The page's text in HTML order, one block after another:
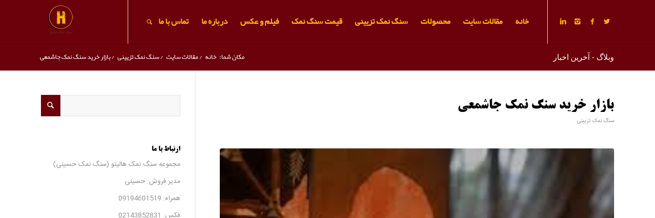
خانه مقالات سایت محصولات سنگ نمک تزیینی قیمت سنگ نمک فیلم و عکس درباره ما تماس با ما
وبلاگ - آخرین اخبار مکان شما: خانه /مقالات سایت /سنگ نمک تزیینی /بازار خرید سنگ نمک جاشمعی
بازار خرید سنگ نمک جاشمعی
سنگ نمک تزیینی
ارتباط با ما
مجموعه سنگ نمک هالیتو (سنگ نمک حسینی)
مدیر فروش: حسینی
همراه: 09194601519
فکس: 02143852831